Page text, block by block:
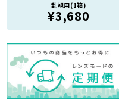
乱視用(1箱)
¥3,680